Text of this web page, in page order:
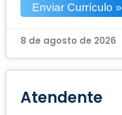
Enviar Currículo »
8 de agosto de 2026
Atendente